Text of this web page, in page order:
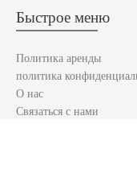
Быстрое меню
Политика аренды
политика
О нас
Связаться с нами